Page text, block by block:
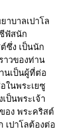
าบาลเปาโล
ฟัสนัก
ซึ่ง เป็นนัก
าวของท่าน
นเป็นผู้ที่ต่อ
ในพระเยซู
ป็นพระเจ้า
อง พระคริสต์
เปาโลต้องต่อ